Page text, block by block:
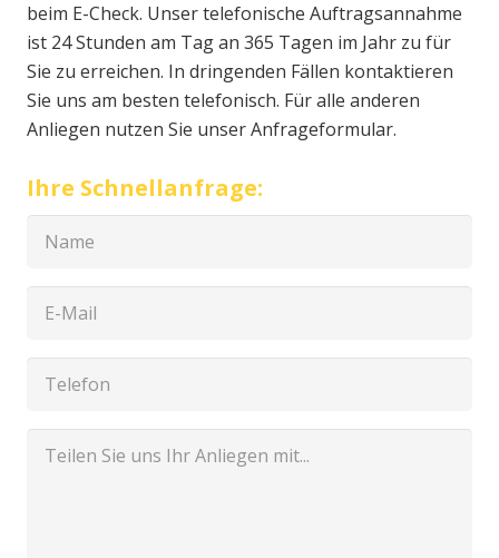
beim E-Check. Unser telefonische Auftragsannahme
ist 24 Stunden am Tag an 365 Tagen im Jahr zu für
Sie zu erreichen. In dringenden Fällen kontaktieren
Sie uns am besten telefonisch. Für alle anderen
Anliegen nutzen Sie unser Anfrageformular.
Ihre Schnellanfrage: